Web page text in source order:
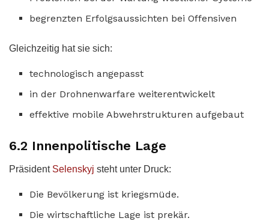
begrenzten Erfolgsaussichten bei Offensiven
Gleichzeitig hat sie sich:
technologisch angepasst
in der Drohnenwarfare weiterentwickelt
effektive mobile Abwehrstrukturen aufgebaut
6.2 Innenpolitische Lage
Präsident Selenskyj steht unter Druck:
Die Bevölkerung ist kriegsmüde.
Die wirtschaftliche Lage ist prekär.